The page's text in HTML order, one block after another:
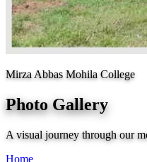
Mirza Abbas Mohila College
Photo Gallery
A visual journey through our
Home